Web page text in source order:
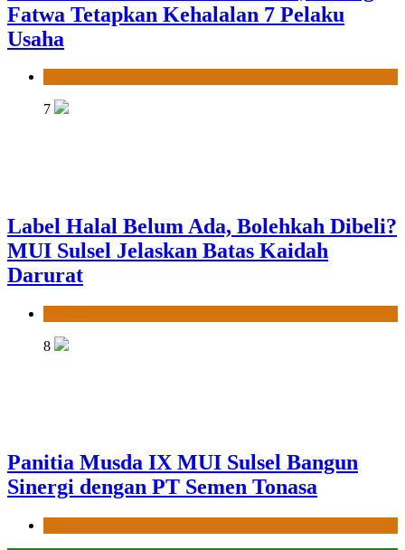
Fatwa Tetapkan Kehalalan 7 Pelaku
Usaha
7
Label Halal Belum Ada, Bolehkah Dibeli?
MUI Sulsel Jelaskan Batas Kaidah
Darurat
8
Panitia Musda IX MUI Sulsel Bangun
Sinergi dengan PT Semen Tonasa